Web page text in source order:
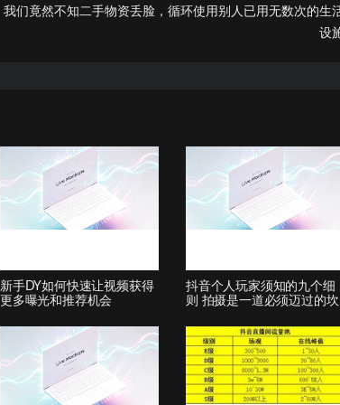
我们竟然不知二手物资丢脸，循环使用别人已用无数次的生
设
新手DY如何快速让视频获得
更多曝光和推荐机会
抖音个人玩家须知的九个细
则 拍摄是一道必须迈过的坎